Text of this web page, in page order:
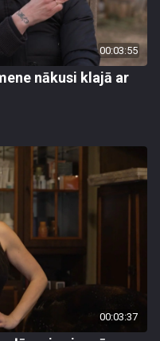
00:03:55
nākusi klajā ar
00:03:37